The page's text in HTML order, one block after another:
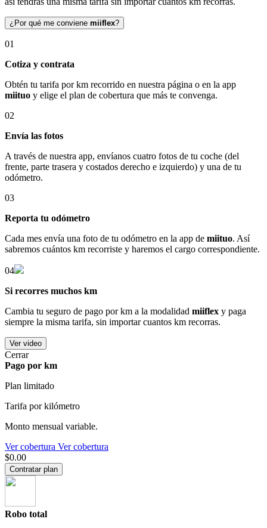
¿Por qué me conviene miiflex?
01
Cotiza y contrata
Obtén tu tarifa por km recorrido en nuestra página o en la app
miituo y elige el plan de cobertura que más te convenga.
02
Envía las fotos
A través de nuestra app, envíanos cuatro fotos de tu coche (del
frente, parte trasera y costados derecho e izquierdo) y una de tu
odómetro.
03
Reporta tu odómetro
Cada mes envía una foto de tu odómetro en la app de miituo. Así
sabremos cuántos km recorriste y haremos el cargo correspondiente.
04
Si recorres muchos km
Cambia tu seguro de pago por km a la modalidad miiflex y paga
siempre la misma tarifa, sin importar cuantos km recorras.
Ver video
Cerrar
Pago por km
Plan limitado
Tarifa por kilómetro
Monto mensual variable.
Ver cobertura Ver cobertura
$0.00
Contratar plan
Robo total